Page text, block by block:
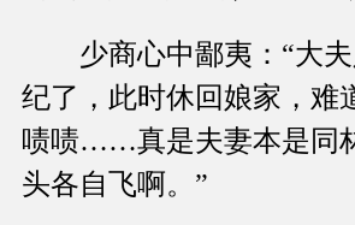
少商心中鄙夷：“大夫
纪了，此时休回娘家，难
啧啧……真是夫妻本是同
头各自飞啊。”